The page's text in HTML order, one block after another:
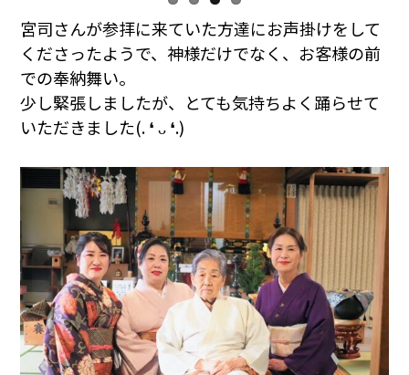
宮司さんが参拝に来ていた方達にお声掛けをして
くださったようで、神様だけでなく、お客様の前
での奉納舞い。
少し緊張しましたが、とても気持ちよく踊らせて
いただきました(⁠.⁠ ⁠❛⁠ ⁠ᴗ⁠ ⁠❛⁠.⁠)